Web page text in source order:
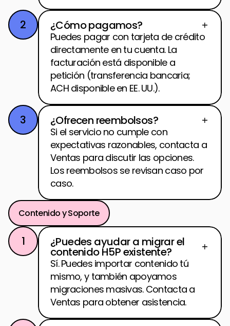
2 ¿Cómo pagamos?
Puedes pagar con tarjeta de crédito
directamente en tu cuenta. La
facturación está disponible a
petición (transferencia bancaria;
ACH disponible en EE. UU.).
3 ¿Ofrecen reembolsos?
Si el servicio no cumple con
expectativas razonables, contacta a
Ventas para discutir las opciones.
Los reembolsos se revisan caso por
caso.
Contenido y Soporte
1 ¿Puedes ayudar a migrar el
contenido H5P existente?
Sí. Puedes importar contenido tú
mismo, y también apoyamos
migraciones masivas. Contacta a
Ventas para obtener asistencia.